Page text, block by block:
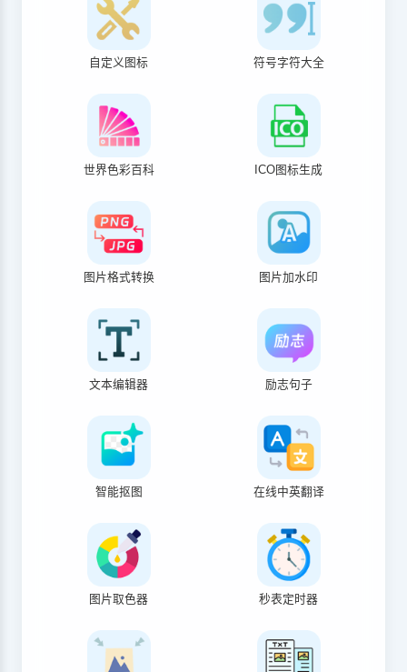
自定义图标 符号字符大全
世界色彩百科 ICO图标生成
图片格式转换 图片加水印
文本编辑器 励志句子
智能抠图 在线中英翻译
图片取色器 秒表定时器